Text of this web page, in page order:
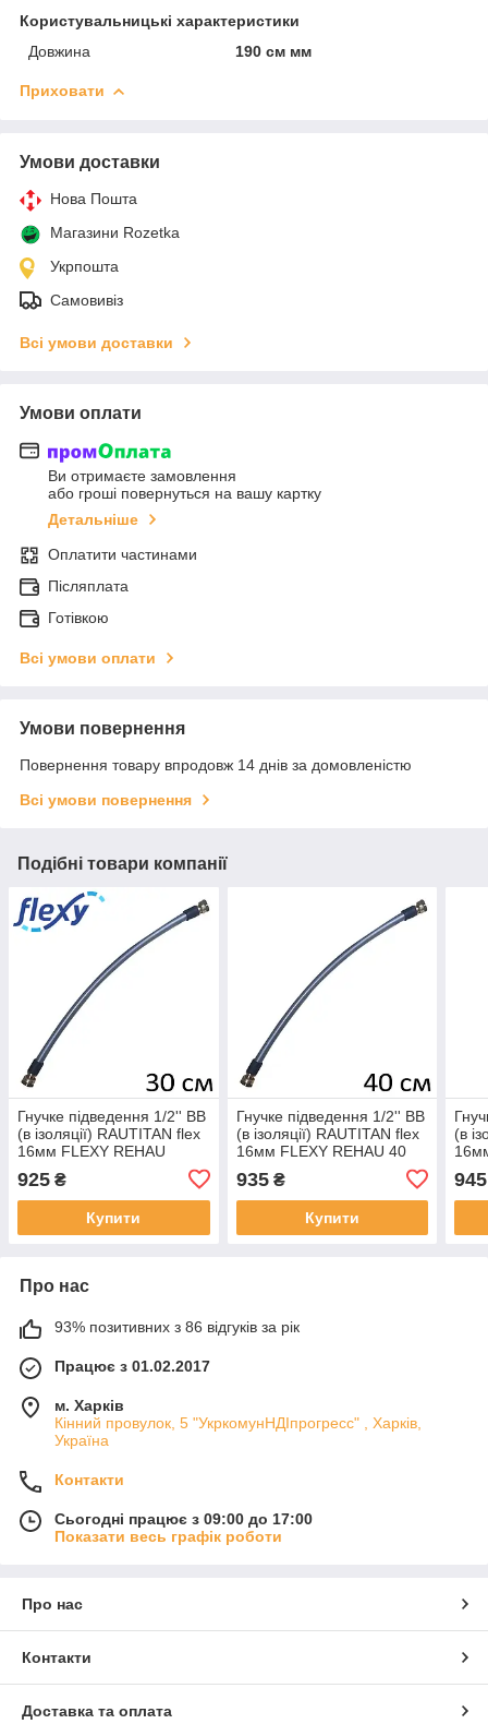
Користувальницькі характеристики
Довжина
190 см мм
Приховати
Умови доставки
Нова Пошта
Магазини Rozetka
Укрпошта
Самовивіз
Всі умови доставки
Умови оплати
Ви отримаєте замовлення
або гроші повернуться на вашу картку
Детальніше
Оплатити частинами
Післяплата
Готівкою
Всі умови оплати
Умови повернення
Повернення товару впродовж 14 днів за домовленістю
Всі умови повернення
Подібні товари компанії
Гнучке підведення 1/2'' ВВ
(в ізоляції) RAUTITAN flex
16мм FLEXY REHAU
925 ₴
Купити
Гнучке підведення 1/2'' ВВ
(в ізоляції) RAUTITAN flex
16мм FLEXY REHAU 40
935₴
Купити
(в
945
Про нас
93% позитивних з 86 відгуків за рік
Працює з 01.02.2017
м. Харків
Кінний провулок, 5 "УкркомунНДІпрогресс" , Харків,
Україна
Контакти
Сьогодні працює з 09:00 до 17:00
Показати весь графік роботи
Про нас
Контакти
Доставка та оплата